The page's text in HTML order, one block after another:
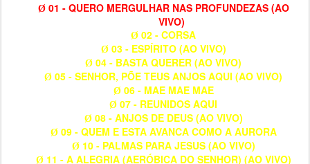
Ø 01 - QUERO MERGULHAR NAS PROFUNDEZAS (AO
VIVO)
Ø 02 - CORSA
Ø 03 - ESPÍRITO (AO VIVO)
Ø 04 - BASTA QUERER (AO VIVO)
Ø 05 - SENHOR, PÕE TEUS ANJOS AQUI (AO VIVO)
Ø 06 - MAE MAE MAE
Ø 07 - REUNIDOS AQUI
Ø 08 - ANJOS DE DEUS (AO VIVO)
Ø 09 - QUEM E ESTA AVANCA COMO A AURORA
Ø 10 - PALMAS PARA JESUS (AO VIVO)
Ø 11 - A ALEGRIA (AERÓBICA DO SENHOR) (AO VIVO)